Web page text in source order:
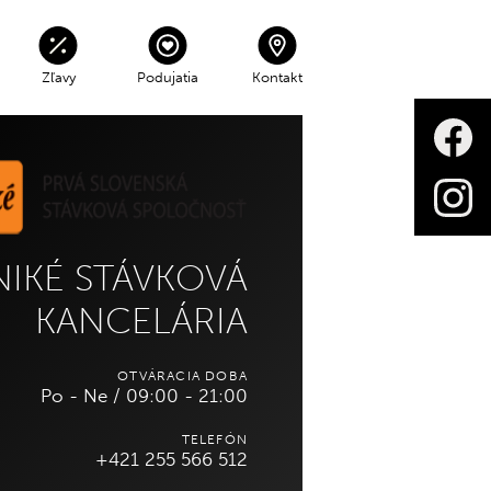
Sobota - Nedeľa
V čase 06:00 - 22:00
Parkovné mimo prevádzky 3€
každá začatá hodina
otváracích hodín, avšak
Zľavy Podujatia Kontakt
KONTAKTY NA SPRÁVU CENTRA
STÁVKOVÁ
KANCELÁRIA
OTVÁRACIA DOBA
Po - Ne / 09:00 - 21:00
TELEFÓN
+421 255 566 512